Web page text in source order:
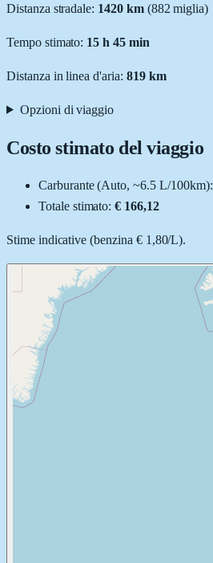
Distanza stradale: 1420km (882 miglia)
Tempo stimato: 15 h 45 min
Distanza in linea d'aria: 819km
Opzioni di viaggio
Costo stimato del viaggio
Carburante (Auto, ~6.5 L/100km):
Totale stimato:€ 166,12
Stime indicative (benzina € 1,80/L).